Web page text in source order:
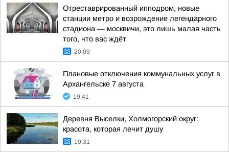
Отреставрированный ипподром, новые
станции метро и возрождение легендарного
стадиона — москвичи, это лишь малая часть
того, что вас ждёт
20:09
Плановые отключения коммунальных услуг в
Архангельске 7 августа
19:41
Деревня Выселки, Холмогорский округ:
красота, которая лечит душу
19:31